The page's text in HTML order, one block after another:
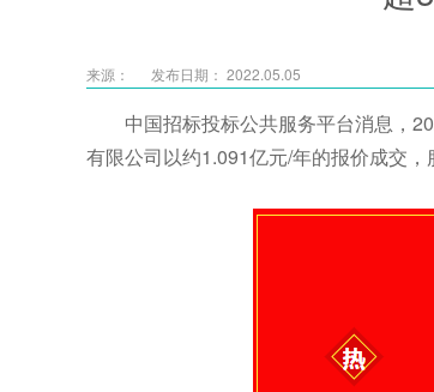
来源： 发布日期： 2022.05.05
中国招标投标公共服务平台消息，
有限公司以约1.091亿元/年的报价成交，